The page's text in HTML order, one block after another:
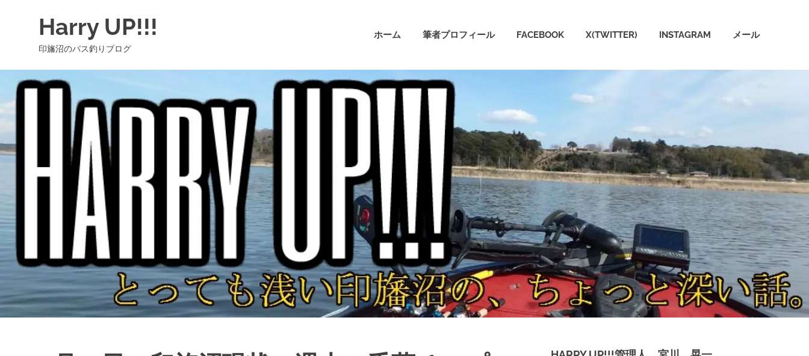
キ
プ
Harry UP!!!
印旛沼のバス釣りブログ
ホーム 筆者プロフィール FACEBOOK X(TWITTER) INSTAGRAM メール